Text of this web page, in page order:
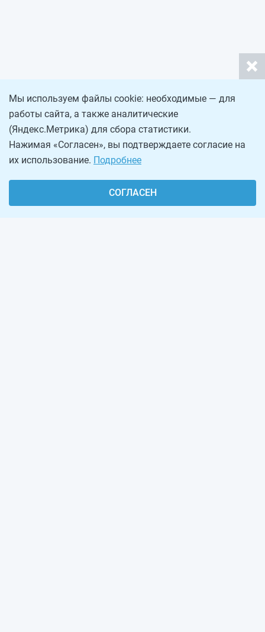
Мы используем файлы cookie: необходимые — для
работы сайта, а также аналитические
(Яндекс.Метрика) для сбора статистики.
Нажимая «Согласен», вы подтверждаете согласие на
их использование. Подробнее
СОГЛАСЕН